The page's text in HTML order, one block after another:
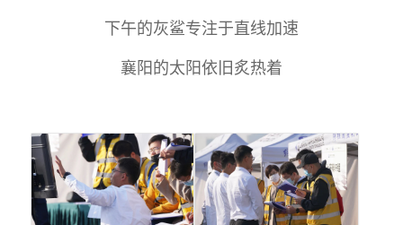
下午的灰鲨专注于直线加速
襄阳的太阳依旧炙热着